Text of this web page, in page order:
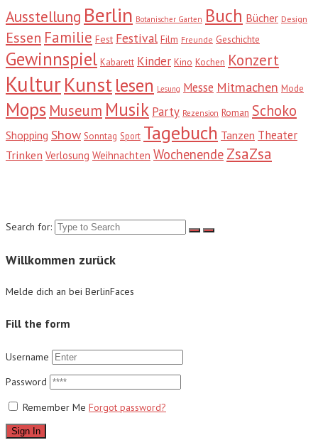
Ausstellung Berlin Botanischer Garten Buch Bücher Design
Essen Familie Fest Festival Film Freunde Geschichte
Gewinnspiel Kabarett Kinder Kino Kochen Konzert
KulturKunstlesen Lesung Messe Mitmachen Mode
Mops Museum Musik Party Rezension Roman Schoko
Shopping Show Sonntag Sport Tagebuch Tanzen Theater
Trinken Verlosung Weihnachten Wochenende ZsaZsa
Search for:
Willkommen zurück
Melde dich an bei BerlinFaces
Fill the form
Username
Password
Remember Me Forgot password?
Sign In